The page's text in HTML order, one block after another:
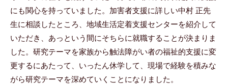
にも関心を持っていました。加害者支援に詳しい中村 正先
生に相談したところ、地域生活定着支援センターを紹介して
いただき、あっという間にそちらに就職することが決まりま
した。研究テーマを家族から触法障がい者の福祉的支援に変
更するにあたって、いったん休学して、現場で経験を積みな
がら研究テーマを深めていくことになりました。